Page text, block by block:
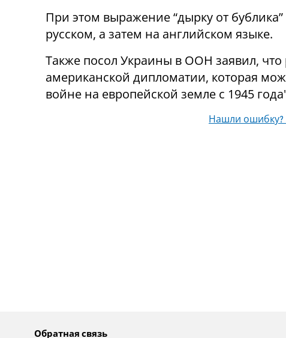
При этом выражение “дырку от
русском, а затем на английском языке.
Также посол Украины в ООН заявил, что
американской дипломатии, которая
войне на европейской земле с 1945
Нашли
Обратная связь